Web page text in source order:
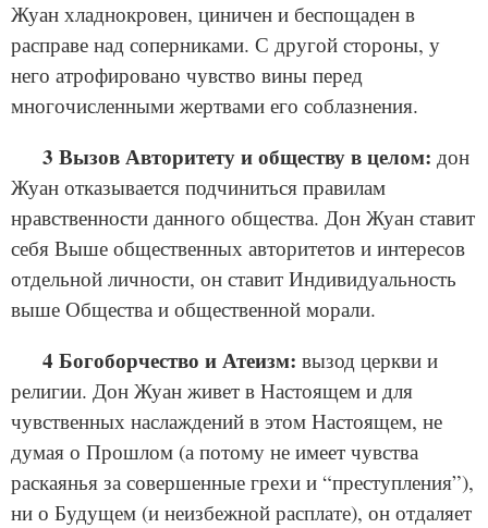
Жуан хладнокровен, циничен и беспощаден в
расправе над соперниками. С другой стороны, у
него атрофировано чувство вины перед
многочисленными жертвами его соблазнения.
3 Вызов Авторитету и обществу в целом: дон
Жуан отказывается подчиниться правилам
нравственности данного общества. Дон Жуан ставит
себя Выше общественных авторитетов и интересов
отдельной личности, он ставит Индивидуальность
выше Общества и общественной морали.
4 Богоборчество и Атеизм: вызод церкви и
религии. Дон Жуан живет в Настоящем и для
чувственных наслаждений в этом Настоящем, не
думая о Прошлом (а потому не имеет чувства
раскаянья за совершенные грехи и “преступления”),
ни о Будущем (и неизбежной расплате), он отдаляет